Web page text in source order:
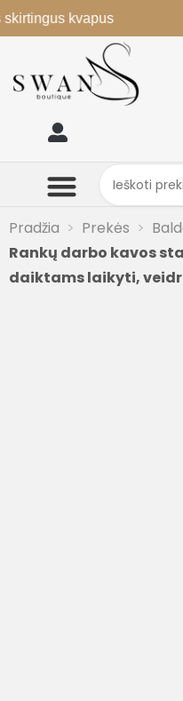
kvapus
Pradžia Prekės
Rankų darbo kavos
daiktams laikyti,